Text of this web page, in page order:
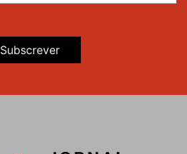
Subscrever